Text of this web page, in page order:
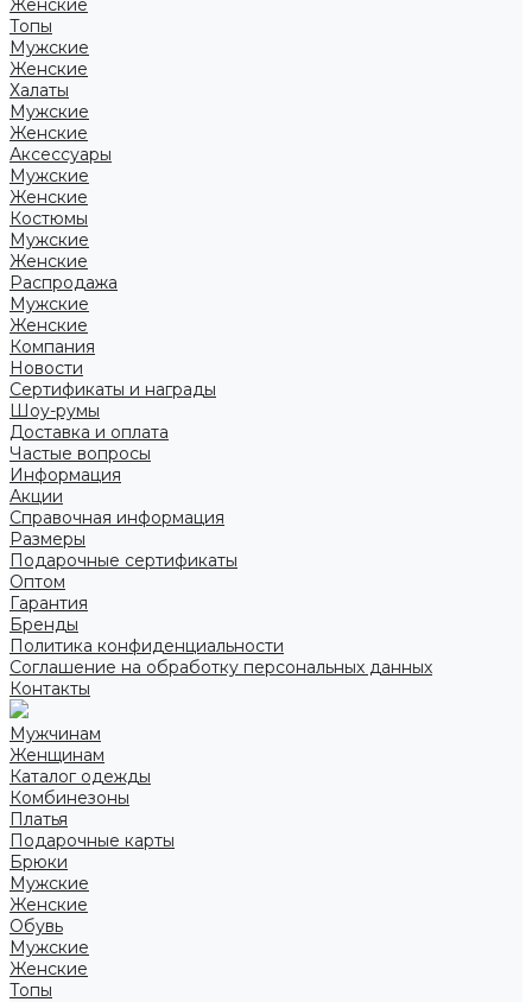
Женские
Топы
Мужские
Женские
Халаты
Мужские
Женские
Аксессуары
Мужские
Женские
Костюмы
Мужские
Женские
Распродажа
Мужские
Женские
Компания
Новости
Сертификаты и награды
Шоу-румы
Доставка и оплата
Частые вопросы
Информация
Акции
Справочная информация
Размеры
Подарочные сертификаты
Оптом
Гарантия
Бренды
Политика конфиденциальности
Соглашение на обработку персональных данных
Контакты
Мужчинам
Женщинам
Каталог одежды
Комбинезоны
Платья
Подарочные карты
Брюки
Мужские
Женские
Обувь
Мужские
Женские
Топы